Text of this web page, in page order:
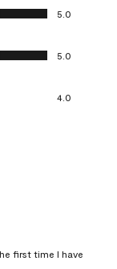
5.0
5.0
4.0
first time I have